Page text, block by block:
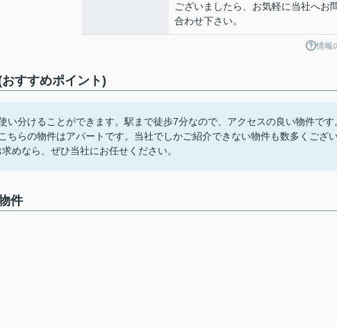
ございましたら、お気軽に当社へお
合わせ下さい。
情報
すすめポイント)
い分けることができます。駅まで徒歩7分なので、アクセスの良い物件です
ちらの物件はアパートです。当社でしかご紹介できない物件も数多くござ
めなら、ぜひ当社にお任せください。
件